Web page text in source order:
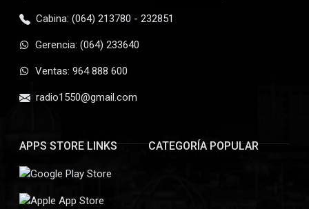
Cabina: (064) 213780 - 232851
Gerencia: (064) 233640
Ventas: 964 888 600
radio1550@gmail.com
APPS STORE LINKS CATEGORÍA POPULAR